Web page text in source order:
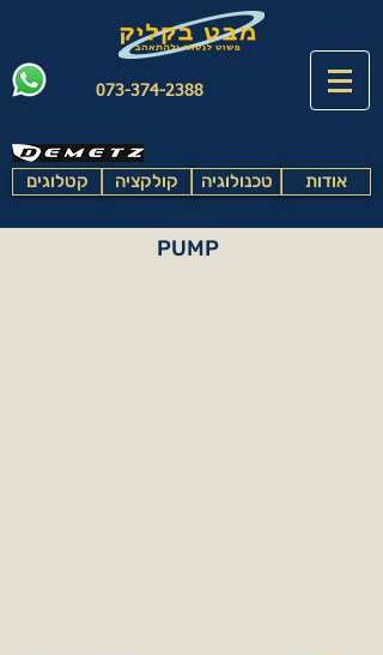
073-374-2388
קטלוגים קולקציה טכנולוגיה אודות
PUMP